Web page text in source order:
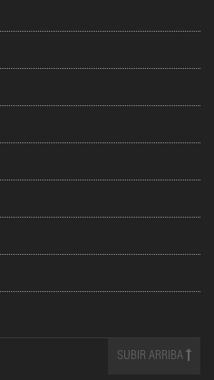
SUBIR ARRIBA